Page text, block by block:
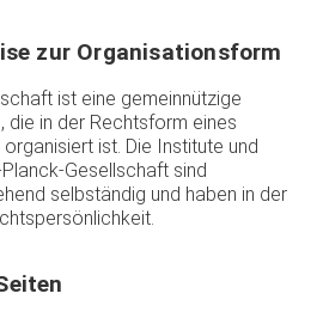
zur Organisationsform
ist eine gemeinnützige
die in der Rechtsform eines
ist. Die Institute und
Gesellschaft sind
selbständig und haben in der